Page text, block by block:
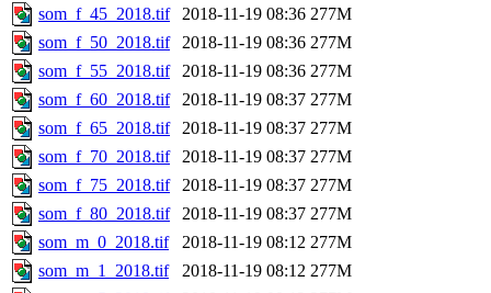
som_f_45_2018.tif
2018-11-19 08:36 277M
som_f_50_2018.tif
2018-11-19 08:36 277M
som_f_55_2018.tif
2018-11-19 08:36 277M
som_f_60_2018.tif
2018-11-19 08:37 277M
som_f_65_2018.tif
2018-11-19 08:37 277M
som_f_70_2018.tif
2018-11-19 08:37 277M
som_f_75_2018.tif
2018-11-19 08:37 277M
som_f_80_2018.tif
2018-11-19 08:37 277M
som_m_0_2018.tif
2018-11-19 08:12 277M
som_m_1_2018.tif
2018-11-19 08:12 277M